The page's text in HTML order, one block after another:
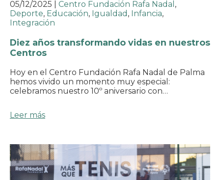
05/12/2025 Centro Fundación Rafa Nadal ,
Deporte, Educación, Igualdad , Infancia,
Integración
Diez años transformando vidas en nuestros
Centros
Hoy en el Centro Fundación Rafa Nadal de Palma
hemos vivido un momento muy especial:
celebramos nuestro 10º aniversario con…
Leer más